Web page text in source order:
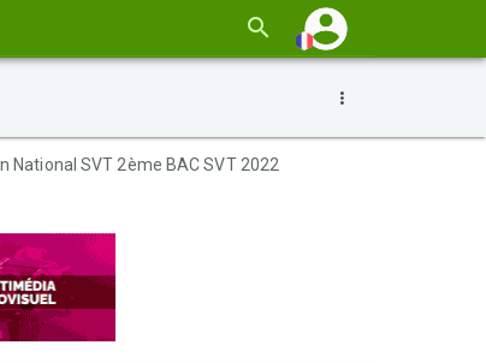
National SVT 2ème BAC SVT 2022